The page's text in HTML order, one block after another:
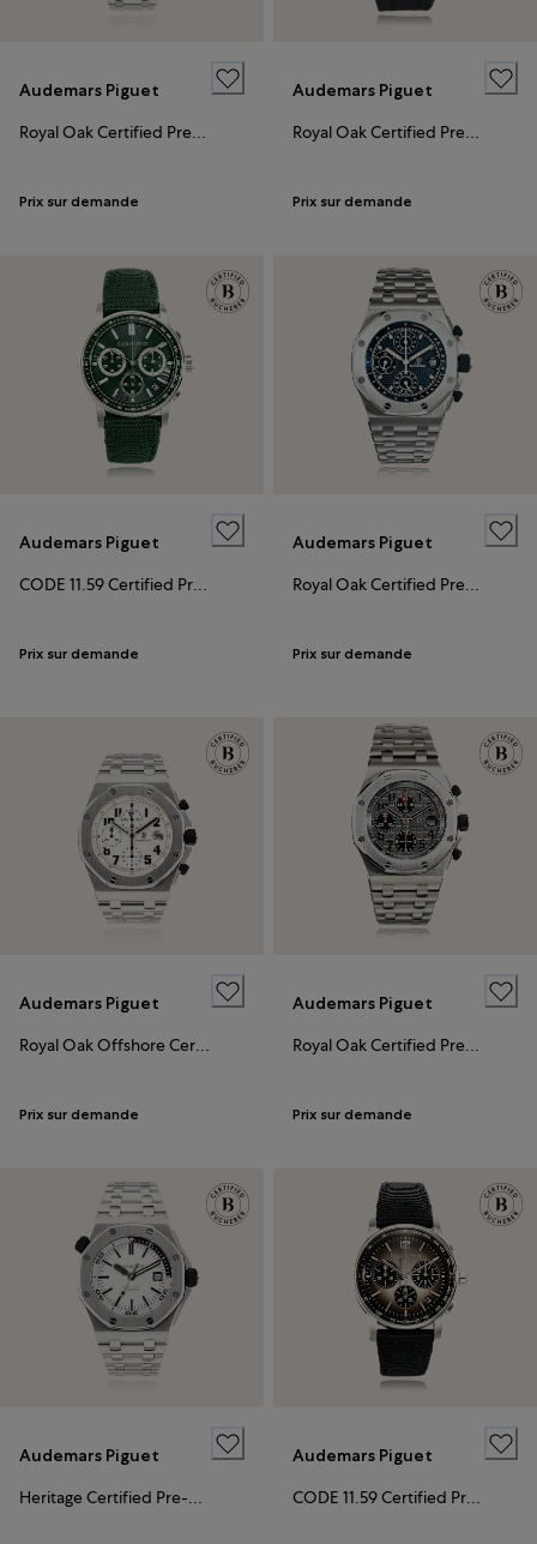
Audemars Piguet
Royal Oak Certified Pre-Owned
Prix sur demande
Audemars Piguet
Royal Oak Certified Pre-Owned
Prix sur demande
Audemars Piguet
Prix sur demande
Audemars Piguet
Prix sur demande
Audemars Piguet
Royal Oak Offshore Certified Pre-Owned
Prix sur demande
Audemars Piguet
Royal Oak Certified Pre-Owned
Prix sur demande
Audemars Piguet
Audemars Piguet